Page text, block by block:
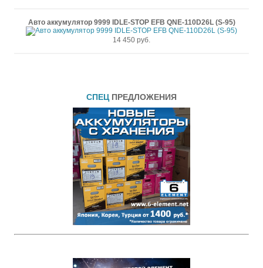
СПЕЦ ПРЕДЛОЖЕНИЯ
Авто аккумулятор 9999 IDLE-STOP EFB QNE-110D26L (S-95)
14 450 руб.